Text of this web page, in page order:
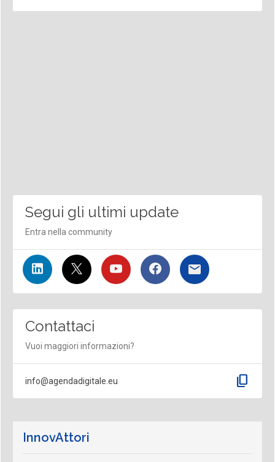
Segui gli ultimi update
Entra nella community
Contattaci
Vuoi maggiori informazioni?
info@agendadigitale.eu content_copy
InnovAttori